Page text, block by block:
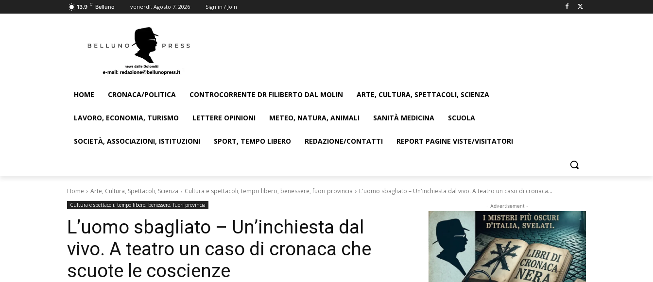
13.9 C Belluno venerdì, Agosto 7, 2026 Sign in / Join
HOME CRONACA/POLITICA CONTROCORRENTE DR FILIBERTO DAL MOLIN ARTE, CULTURA, SPETTACOLI, SCIENZA
LAVORO, ECONOMIA, TURISMO LETTERE OPINIONI METEO, NATURA, ANIMALI SANITÀ MEDICINA SCUOLA
SOCIETÀ, ASSOCIAZIONI, ISTITUZIONI SPORT, TEMPO LIBERO REDAZIONE/CONTATTI REPORT PAGINE VISTE/VISITATORI
Home Arte, Cultura, Spettacoli, Scienza Cultura e spettacoli, tempo libero, benessere, fuori provincia L'uomo sbagliato – Un'inchiesta dal vivo. A teatro un caso di cronaca...
Cultura e spettacoli, tempo libero, benessere, fuori provincia
L’uomo sbagliato – Un’inchiesta dal
vivo. A teatro un caso di cronaca che
scuote le coscienze
- Advertisement -